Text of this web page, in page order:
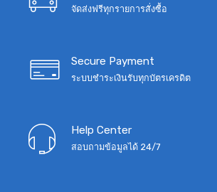
จัดส่งฟรีทุกรายการสั่งซื้อ
Secure Payment
ระบบชำระเงินรับทุกบัตรเครดิต
Help Center
สอบถามข้อมูลได้ 24/7